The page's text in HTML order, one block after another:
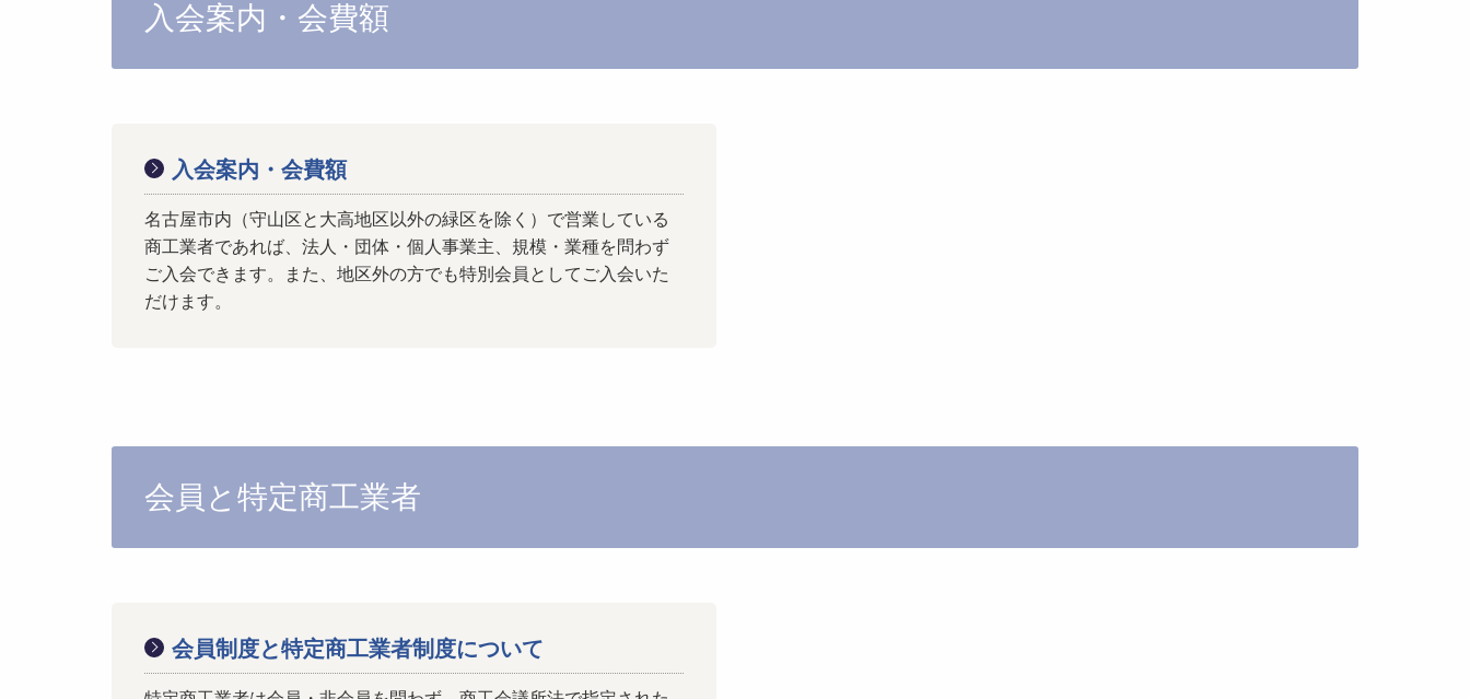
入会案内・会費額
入会案内・会費額
名古屋市内（守山区と大高地区以外の緑区を除く）で営業している
商工業者であれば、法人・団体・個人事業主、規模・業種を問わず
ご入会できます。また、地区外の方でも特別会員としてご入会いた
だけます。
会員と特定商工業者
会員制度と特定商工業者制度について